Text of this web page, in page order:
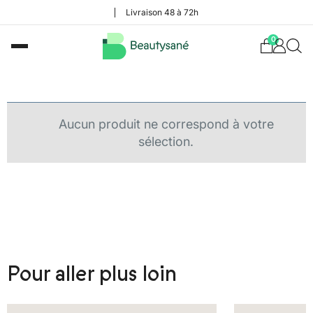
Livraison 48 à 72h
0
Aucun produit ne correspond à votre
sélection.
Pour aller plus loin